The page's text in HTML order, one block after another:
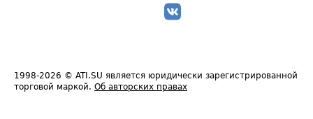
1998-2026 © ATI.SU является юридически зарегистрированной
торговой маркой. Об авторских правах